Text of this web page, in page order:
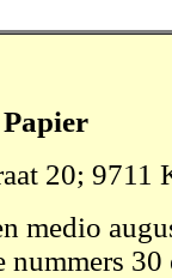
20;
medio
nummers